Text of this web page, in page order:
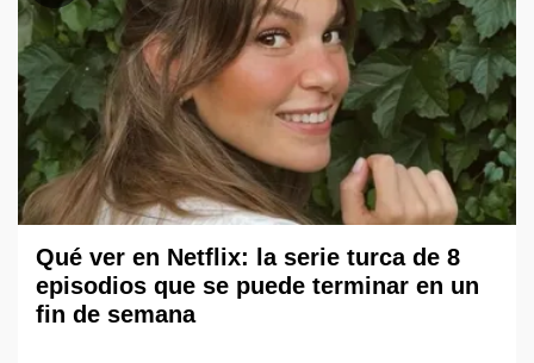
Qué ver en Netflix: la serie turca de 8
episodios que se puede terminar en un
fin de semana